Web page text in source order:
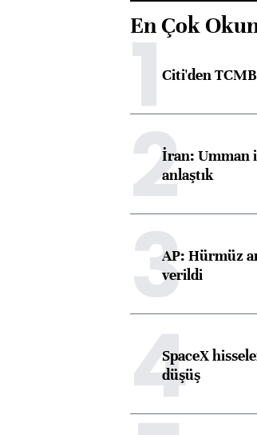
En Çok
1Citi'den
2İran: Umman
anlaştık
3AP: Hürmüz
verildi
4
SpaceX
düşüş